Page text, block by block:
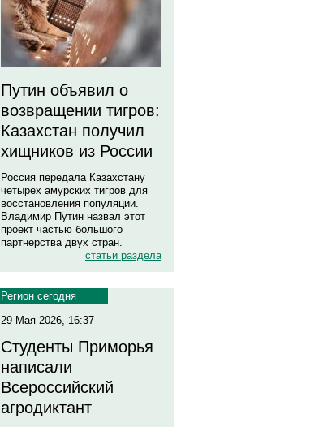
Путин объявил о
возвращении тигров:
Казахстан получил
хищников из России
Россия передала Казахстану
четырех амурских тигров для
восстановления популяции.
Владимир Путин назвал этот
проект частью большого
партнерства двух стран.
статьи раздела
Регион сегодня
29 Мая 2026, 16:37
Студенты Приморья
написали
Всероссийский
агродиктант